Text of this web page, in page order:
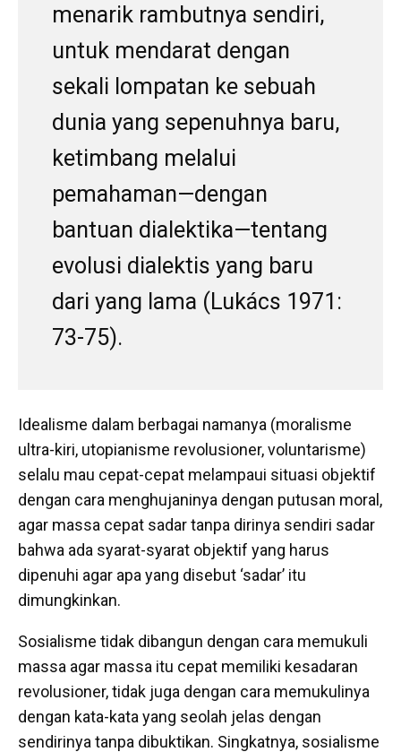
menarik rambutnya sendiri,
untuk mendarat dengan
sekali lompatan ke sebuah
dunia yang sepenuhnya baru,
ketimbang melalui
pemahaman—dengan
bantuan dialektika—tentang
evolusi dialektis yang baru
dari yang lama (Lukács 1971:
73-75).
Idealisme dalam berbagai namanya (moralisme
ultra-kiri, utopianisme revolusioner, voluntarisme)
selalu mau cepat-cepat melampaui situasi objektif
dengan cara menghujaninya dengan putusan moral,
agar massa cepat sadar tanpa dirinya sendiri sadar
bahwa ada syarat-syarat objektif yang harus
dipenuhi agar apa yang disebut ‘sadar’ itu
dimungkinkan.
Sosialisme tidak dibangun dengan cara memukuli
massa agar massa itu cepat memiliki kesadaran
revolusioner, tidak juga dengan cara memukulinya
dengan kata-kata yang seolah jelas dengan
sendirinya tanpa dibuktikan. Singkatnya, sosialisme